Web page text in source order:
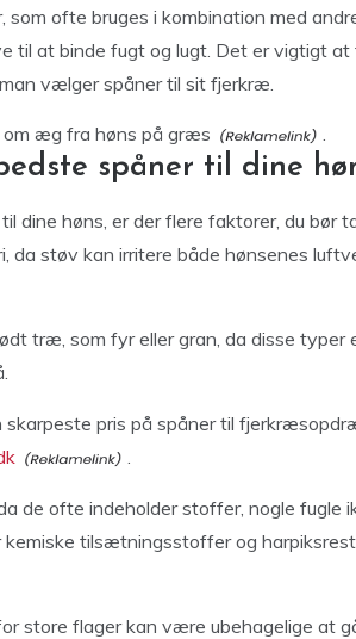
som ofte bruges i kombination med
til at binde fugt og lugt. Det er vigtigt at
vælger spåner til sit fjerkræ.
om æg fra høns på græs .
spåner til dine
dine høns, er der flere faktorer, du bør
støv kan irritere både hønsenes
træ, som fyr eller gran, da disse typer
skarpeste pris på spåner til
.
de ofte indeholder stoffer, nogle fugle
kemiske tilsætningsstoffer og
store flager kan være ubehagelige at